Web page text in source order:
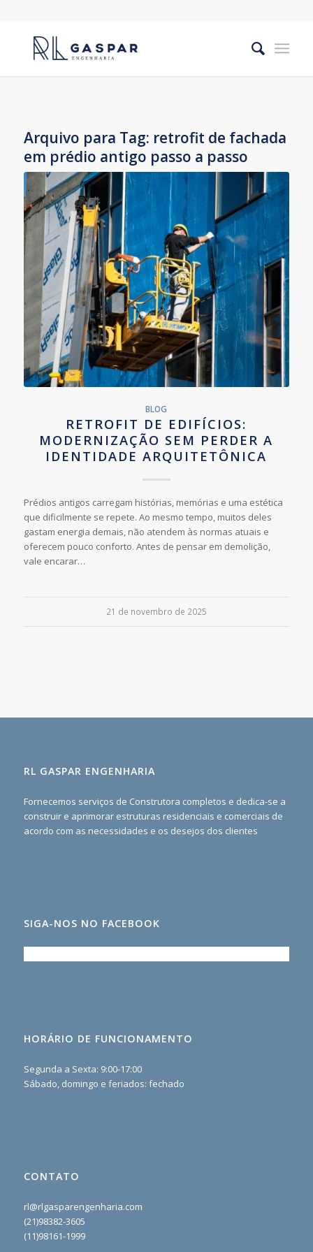
Arquivo para Tag: retrofit de fachada
em prédio antigo passo a passo
BLOG
RETROFIT DE EDIFÍCIOS:
MODERNIZAÇÃO SEM PERDER A
IDENTIDADE ARQUITETÔNICA
Prédios antigos carregam histórias, memórias e uma estética
que dificilmente se repete. Ao mesmo tempo, muitos deles
gastam energia demais, não atendem às normas atuais e
oferecem pouco conforto. Antes de pensar em demolição,
vale encarar…
21 de novembro de 2025
RL GASPAR ENGENHARIA
Fornecemos serviços de Construtora completos e dedica-se a
construir e aprimorar estruturas residenciais e comerciais de
acordo com as necessidades e os desejos dos clientes
SIGA-NOS NO FACEBOOK
HORÁRIO DE FUNCIONAMENTO
Segunda a Sexta: 9:00-17:00
Sábado, domingo e feriados: fechado
CONTATO
rl@rlgasparengenharia.com
(21)98382-3605
(11)98161-1999